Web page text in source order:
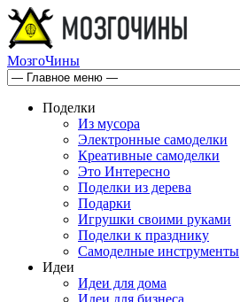
МозгоЧины
Поделки
Из мусора
Электронные самоделки
Креативные самоделки
Это Интересно
Поделки из дерева
Подарки
Игрушки своими руками
Поделки к празднику
Самоделные инструменты
Идеи
Идеи для дома
Идеи для бизнеса